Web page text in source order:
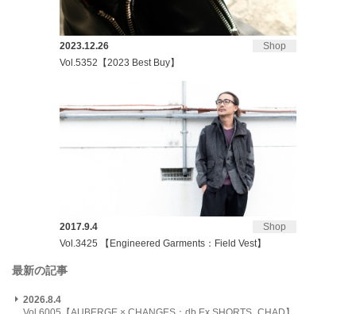
Shop
2023.12.26
Vol.5352【2023 Best Buy】
Shop
2017.9.4
Vol.3425 【Engineered Garments：Field Vest】
最新の記事
2026.8.4